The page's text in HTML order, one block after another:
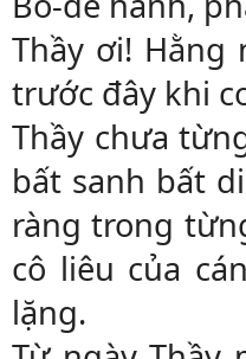
Thầy ơi! Hằng
trước đây khi
Thầy chưa
bất sanh bất
ràng trong
cô liêu của
lặng.